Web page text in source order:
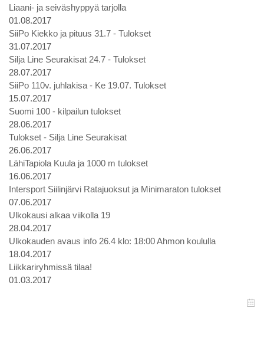
Liaani- ja seiväshyppyä tarjolla
01.08.2017
SiiPo Kiekko ja pituus 31.7 - Tulokset
31.07.2017
Silja Line Seurakisat 24.7 - Tulokset
28.07.2017
SiiPo 110v. juhlakisa - Ke 19.07. Tulokset
15.07.2017
Suomi 100 - kilpailun tulokset
28.06.2017
Tulokset - Silja Line Seurakisat
26.06.2017
LähiTapiola Kuula ja 1000 m tulokset
16.06.2017
Intersport Siilinjärvi Ratajuoksut ja Minimaraton tulokset
07.06.2017
Ulkokausi alkaa viikolla 19
28.04.2017
Ulkokauden avaus info 26.4 klo: 18:00 Ahmon koululla
18.04.2017
Liikkariryhmissä tilaa!
01.03.2017